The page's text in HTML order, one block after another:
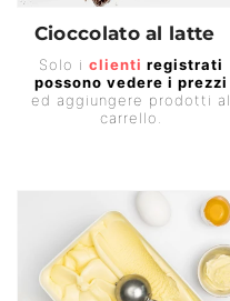
Cioccolato al latte
Prezzo
di
Solo iclienti registrati
possono vedere i prezzi
ed aggiungere prodotti al
carrello.